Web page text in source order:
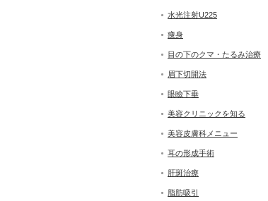
水光注射U225
痩身
目の下のクマ・たるみ治療
眉下切開法
眼瞼下垂
美容クリニックを知る
美容皮膚科メニュー
耳の形成手術
肝斑治療
脂肪吸引